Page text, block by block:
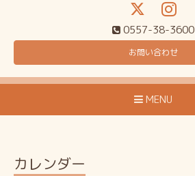
0557-38-3600
お問い合わせ
MENU
カレンダー